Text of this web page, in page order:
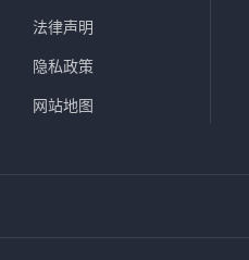
法律声明
隐私政策
网站地图